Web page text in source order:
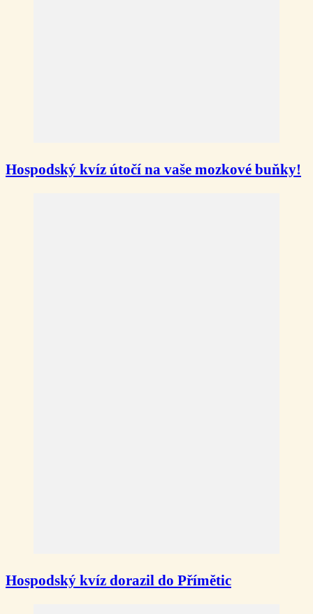
Hospodský kvíz útočí na vaše mozkové buňky!
Hospodský kvíz dorazil do Přímětic